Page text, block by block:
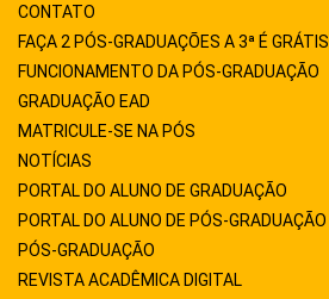
CONTATO
FAÇA 2 PÓS-GRADUAÇÕES A 3ª É GRÁTIS
FUNCIONAMENTO DA PÓS-GRADUAÇÃO
GRADUAÇÃO EAD
MATRICULE-SE NA PÓS
NOTÍCIAS
PORTAL DO ALUNO DE GRADUAÇÃO
PORTAL DO ALUNO DE PÓS-GRADUAÇÃO
PÓS-GRADUAÇÃO
REVISTA ACADÊMICA DIGITAL